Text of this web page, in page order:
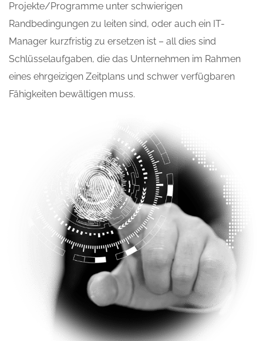
Projekte/Programme unter schwierigen
Randbedingungen zu leiten sind, oder auch ein IT-
Manager kurzfristig zu ersetzen ist – all dies sind
Schlüsselaufgaben, die das Unternehmen im Rahmen
eines ehrgeizigen Zeitplans und schwer verfügbaren
Fähigkeiten bewältigen muss.